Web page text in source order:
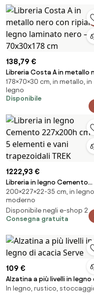
138,79 €
Libreria Costa A in metallo
con ripiani in legno laminato
nero – 70x30x178 cm
178×70×30 cm, in metallo, in
legno
Disponibile
1222,93 €
Libreria in legno Cemento
227x200h cm con 5
vani trapezoidali TREK
200×227×22-35 cm, in
moderno
Disponibile negli e-shop 2
Consegna gratuita
109 €
Alzatina a più livelli in legno
acacia Serve
In legno, rustico,